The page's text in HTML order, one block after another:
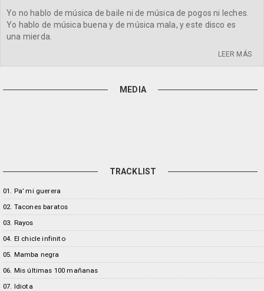
Yo no hablo de música de baile ni de música de pogos ni leches.
Yo hablo de música buena y de música mala, y este disco es
una mierda.
LEER MÁS
MEDIA
TRACKLIST
01. Pa’ mi guerera
02. Tacones baratos
03. Rayos
04. El chicle infinito
05. Mamba negra
06. Mis últimas 100 mañanas
07. Idiota